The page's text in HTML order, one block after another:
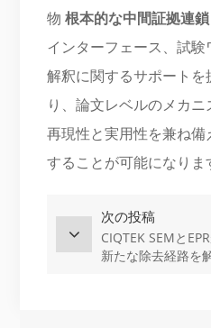
物根本的な中間証拠連鎖
インターフェース、試
解釈に関するサポートを
り、論文レベルのメカニ
再現性と実用性を兼ね
することが可能になりま
次の投稿
CIQTEK SEMと
新たな除去経路を